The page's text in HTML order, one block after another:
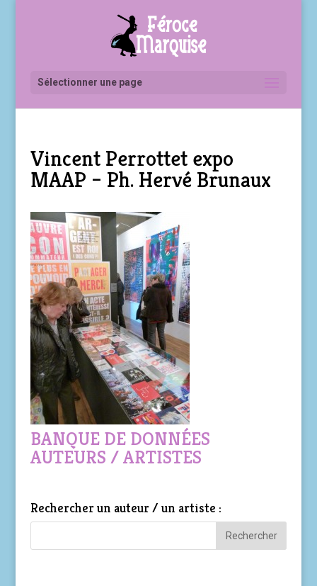
Sélectionner une page
Vincent Perrottet expo
MAAP – Ph. Hervé Brunaux
BANQUE DE DONNÉES
AUTEURS / ARTISTES
Rechercher un auteur / un artiste :